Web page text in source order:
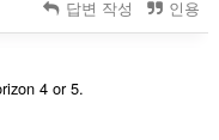
답변 작성 인용
4 or 5.